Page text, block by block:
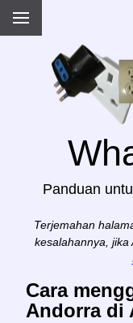
Panduan
Terjemahan
kesalahannya, jika
Cara
Andorra di